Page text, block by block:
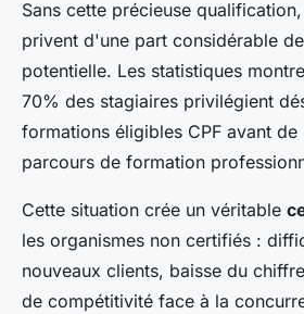
Sans cette précieuse
privent d'une part considérable
potentielle. Les statistiques
70% des stagiaires privilégient
formations éligibles CPF avant
parcours de formation
Cette situation crée un véritable
les organismes non certifiés :
nouveaux clients, baisse du
de compétitivité face à la